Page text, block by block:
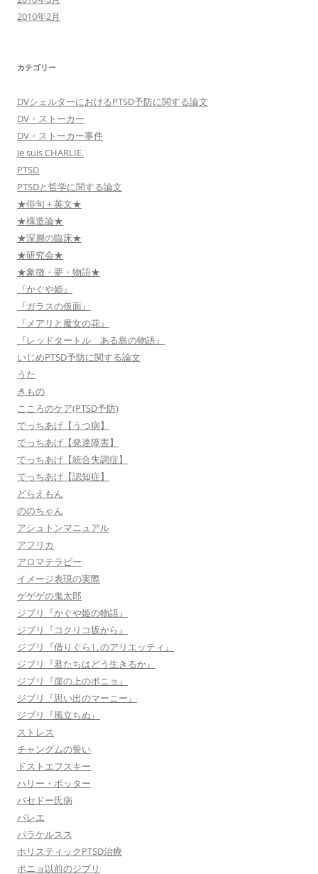
2010年2月
カテゴリー
DVシェルターにおけるPTSD予防に関する論文
DV・ストーカー
DV・ストーカー事件
Je suis CHARLIE.
PTSD
PTSDと哲学に関する論文
★俳句＋英文★
★構造論★
★深層の臨床★
★研究会★
★象徴・夢・物語★
『かぐや姫』
『ガラスの仮面』
『メアリと魔女の花』
『レッドタートル ある島の物語』
いじめPTSD予防に関する論文
うた
きもの
こころのケア(PTSD予防)
でっちあげ【うつ病】
でっちあげ【発達障害】
でっちあげ【統合失調症】
でっちあげ【認知症】
どらえもん
ののちゃん
アシュトンマニュアル
アフリカ
アロマテラピー
イメージ表現の実際
ゲゲゲの鬼太郎
ジブリ『かぐや姫の物語』
ジブリ『コクリコ坂から』
ジブリ『借りぐらしのアリエッティ』
ジブリ『君たちはどう生きるか』
ジブリ『崖の上のポニョ』
ジブリ『思い出のマーニー』
ジブリ『風立ちぬ』
ストレス
チャングムの誓い
ドストエフスキー
ハリー・ポッター
バセドー氏病
バレエ
パラケルスス
ホリスティックPTSD治療
ポニョ以前のジブリ